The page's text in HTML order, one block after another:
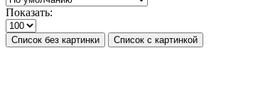
Показать:
Список без картинки Список с картинкой